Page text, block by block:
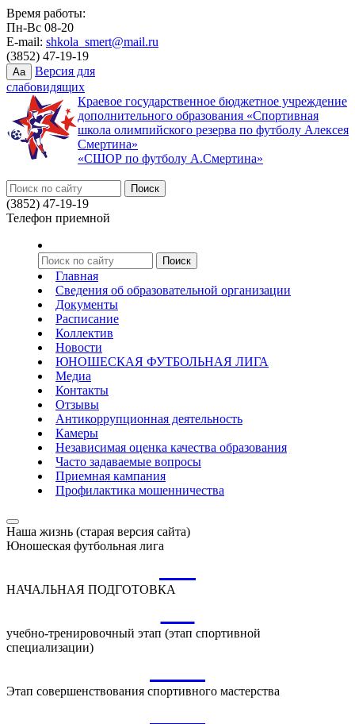
Время работы:
Пн-Вс 08-20
E-mail: shkola_smert@mail.ru
(3852) 47-19-19
Aa
Версия для
слабовидящих
Краевое государственное бюджетное учреждение
дополнительного образования «Спортивная
школа олимпийского резерва по футболу Алексея
Смертина»
«СШОР по футболу А.Смертина»
(3852) 47-19-19
Телефон приемной
Главная
Сведения об образовательной организации
Документы
Расписание
Коллектив
Новости
ЮНОШЕСКАЯ ФУТБОЛЬНАЯ ЛИГА
Медиа
Контакты
Отзывы
Антикоррупционная деятельность
Камеры
Независимая оценка качества образования
Часто задаваемые вопросы
Приемная кампания
Профилактика мошенничества
Наша жизнь (старая версия сайта)
Юношеская футбольная лига
НАЧАЛЬНАЯ ПОДГОТОВКА
учебно-тренировочный этап (этап спортивной
специализации)
Этап совершенствования спортивного мастерства